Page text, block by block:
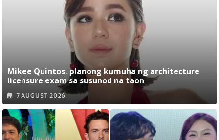
Mikee Quintos, planong kumuha ng architecture
licensure exam sa susunod na taon
7 AUGUST 2026